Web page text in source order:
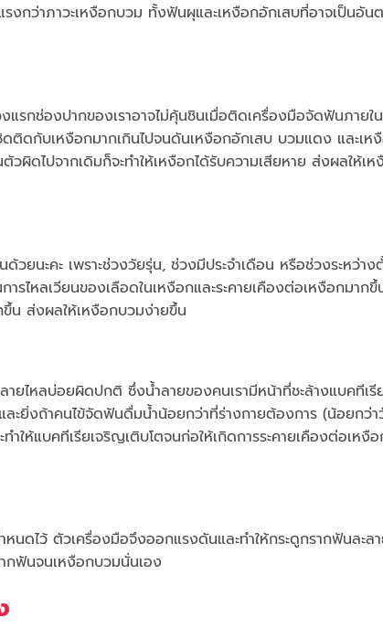
กว่าภาวะเหงือกบวม ทั้งฟันผุและเหงือกอักเสบที่อาจเป็นอัน
แรกช่องปากของเราอาจไม่คุ้นชินเมื่อติดเครื่องมือจัดฟันภายใ
ดกับเหงือกมากเกินไปจนดันเหงือกอักเสบ บวมแดง และเห
ผิดไปจากเดิมก็จะทำให้เหงือกได้รับความเสียหาย ส่งผลให้เ
วยนะคะ เพราะช่วงวัยรุ่น, ช่วงมีประจำเดือน หรือช่วงระหว่า
รไหลเวียนของเลือดในเหงือกและระคายเคืองต่อเหงือกมาก
น ส่งผลให้เหงือกบวมง่ายขึ้น
ไหลบ่อยผิดปกติ ซึ่งน้ำลายของคนเรามีหน้าที่ชะล้างแบคทีเรี
ะยิ่งถ้าคนไข้จัดฟันดื่มน้ำน้อยกว่าที่ร่างกายต้องการ (น้อยกว่
ห้แบคทีเรียเจริญเติบโตจนก่อให้เกิดการระคายเคืองต่อเหงือ
ดไว้ ตัวเครื่องมือจึงออกแรงดันและทำให้กระดูกรากฟันละล
กฟันจนเหงือกบวมนั่นเอง